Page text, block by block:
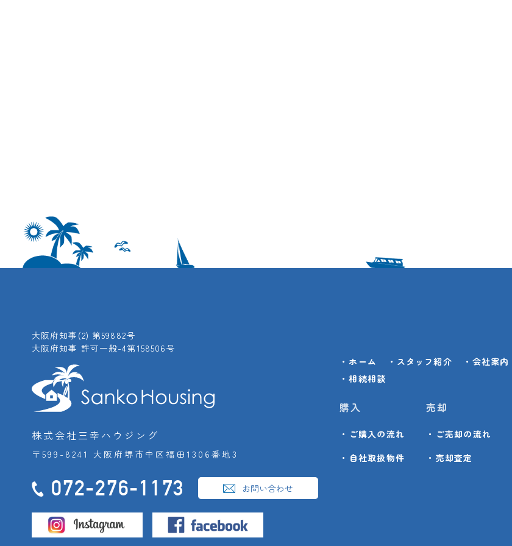
大阪府知事(2) 第59882号
大阪府知事 許可一般-4第158506号
株式会社三幸ハウジング
〒599-8241 大阪府堺市中区福田1306番地3
072-276-1173 お問い合わせ
・ホーム ・スタッフ紹介 ・会社案内
・相続相談
購入
・ご購入の流れ
・自社取扱物件
売却
・ご売却の流れ
・売却査定